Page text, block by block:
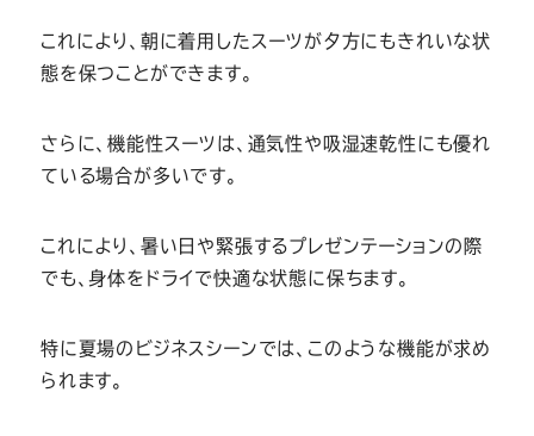
これにより、朝に着用したスーツが夕方にもきれいな状
態を保つことができます。
さらに、機能性スーツは、通気性や吸湿速乾性にも優れ
ている場合が多いです。
これにより、暑い日や緊張するプレゼンテーションの際
でも、身体をドライで快適な状態に保ちます。
特に夏場のビジネスシーンでは、このような機能が求め
られます。